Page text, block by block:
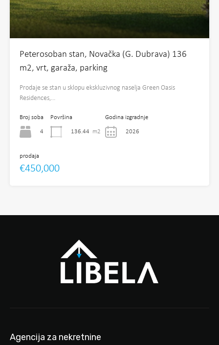
Peterosoban stan, Novačka (G. Dubrava) 136
m2, vrt, garaža, parking
Prodaje se stan u sklopu ekskluzivnog naselja Green Oasis
Residences,…
Broj soba
4
Površina
136.44 m2
Godina izgradnje
2026
prodaja
€450,000
Agencija za nekretnine